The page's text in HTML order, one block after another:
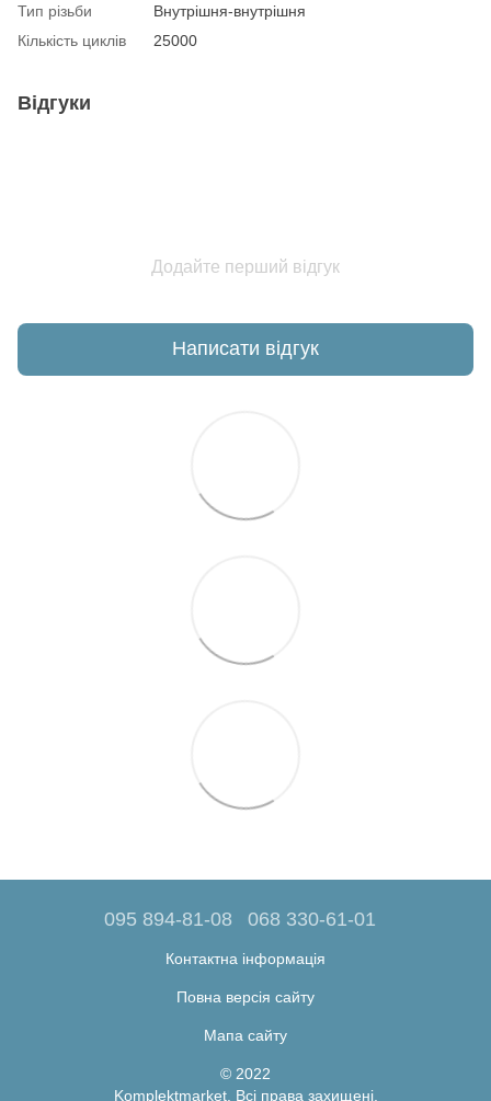
Тип різьби
Внутрішня-внутрішня
Кількість циклів
25000
Відгуки
Додайте перший відгук
Написати відгук
095 894-81-08 068 330-61-01
Контактна інформація
Повна версія сайту
Мапа сайту
© 2022
Komplektmarket. Всі права захищені.